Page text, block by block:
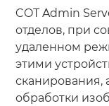
COT Admin
отделов, при
удаленном
этими
сканирования,
обработки